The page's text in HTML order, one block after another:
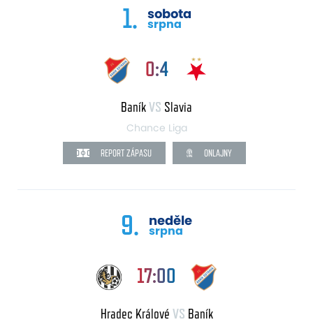
1. sobota
srpna
0:4
BaníkVS Slavia
Chance Liga
REPORT ZÁPASU ONLAJNY
9. neděle
srpna
17:00
Hradec Králové VS Baník